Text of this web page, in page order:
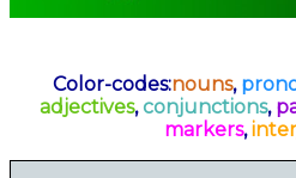
Color-codes:nouns,
adjectives,conjunctions,
markers,